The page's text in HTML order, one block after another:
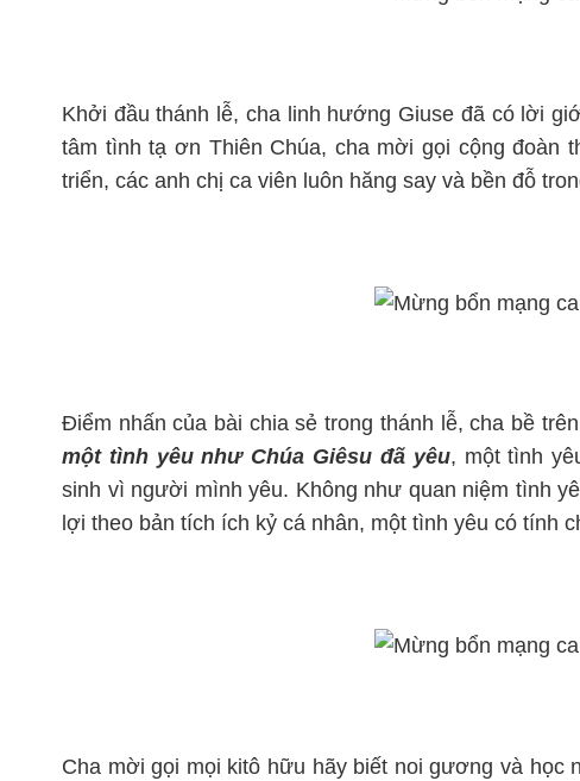
Khởi đầu thánh lễ, cha linh hướng Giuse đã có lời
tâm tình tạ ơn Thiên Chúa, cha mời gọi cộng đoàn
triển, các anh chị ca viên luôn hăng say và bền đỗ
Điểm nhấn của bài chia sẻ trong thánh lễ, cha bề
một tình yêu như Chúa Giêsu đã yêu, một tình
sinh vì người mình yêu. Không như quan niệm tình
lợi theo bản tích ích kỷ cá nhân, một tình yêu có tính
Cha mời gọi mọi kitô hữu hãy biết noi gương và học